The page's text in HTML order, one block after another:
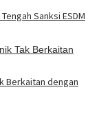
Sanksi ESDM
Berkaitan dengan